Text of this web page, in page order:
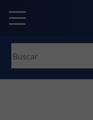
main